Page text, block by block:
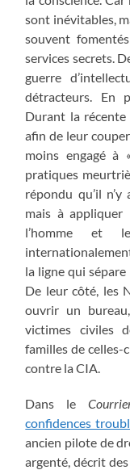
sont inévitables,
souvent
services secrets.
guerre
détracteurs. En
Durant la récente
afin de leur
moins engagé à
pratiques
répondu qu’il
mais à
l’homme et
la ligne qui sépare
De leur côté, les
ouvrir un
victimes civiles
familles de celles-
contre la CIA.
Dans le
confidences
ancien pilote de
argenté, décrit